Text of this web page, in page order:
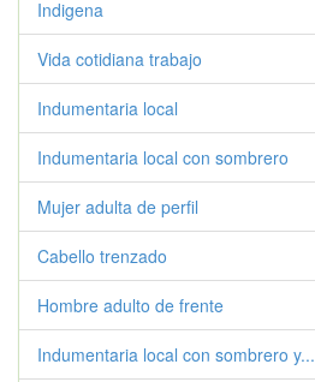
Indigena
Vida cotidiana trabajo
Indumentaria local
Indumentaria local con sombrero
Mujer adulta de perfil
Cabello trenzado
Hombre adulto de frente
Indumentaria local con sombrero y...